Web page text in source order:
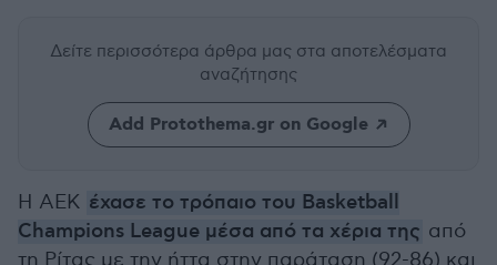
Δείτε περισσότερα άρθρα μας στα αποτελέσματα
αναζήτησης
Add Protothema.gr on Google
Η ΑΕΚ έχασε το τρόπαιο του Basketball
Champions League μέσα από τα χέρια της από
τη Ρίτας με την ήττα στην παράταση (92-86) και